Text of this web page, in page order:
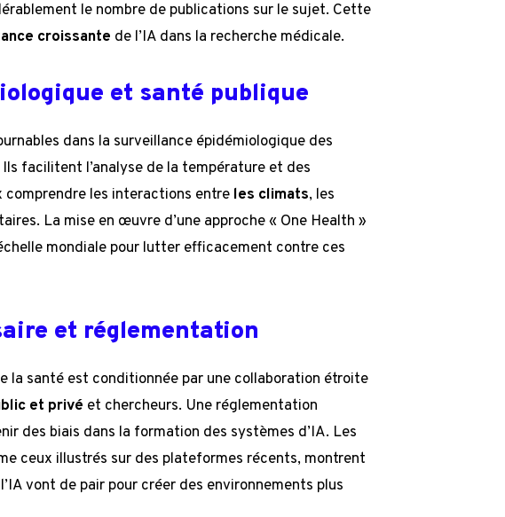
le nombre de publications sur le sujet. Cette
croissante de l’IA dans la recherche médicale.
et santé publique
dans la surveillance épidémiologique des
facilitent l’analyse de la température et des
les interactions entre les climats, les
La mise en œuvre d’une approche « One Health »
mondiale pour lutter efficacement contre ces
et réglementation
la santé est conditionnée par une collaboration étroite
et privé et chercheurs. Une réglementation
des biais dans la formation des systèmes d’IA. Les
ceux illustrés sur des plateformes récents, montrent
vont de pair pour créer des environnements plus